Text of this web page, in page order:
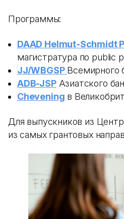
Программы:
DAAD Helmut-Schmidt
магистратура по public
JJ/WBGSP Всемирного
ADB-JSPАзиатского
Chevening в
Для выпускников из
из самых грантовых